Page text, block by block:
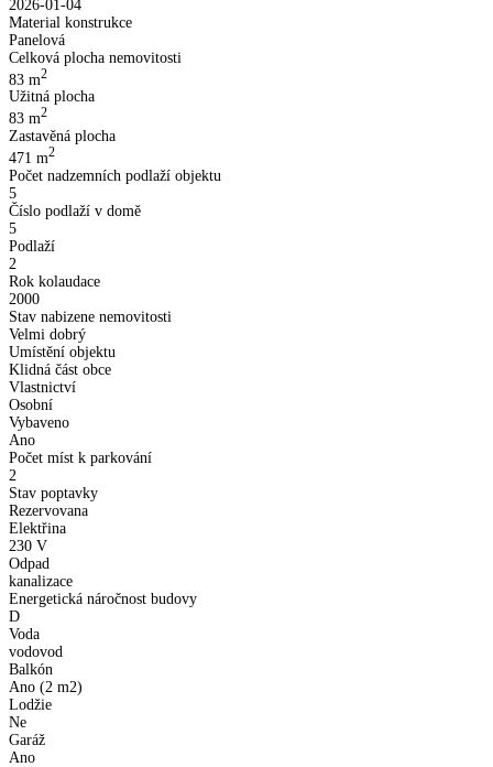
2026-01-04
Material konstrukce
Panelová
Celková plocha nemovitosti
83 m2
Užitná plocha
83 m2
Zastavěná plocha
471 m2
Počet nadzemních podlaží objektu
5
Číslo podlaží v domě
5
Podlaží
2
Rok kolaudace
2000
Stav nabizene nemovitosti
Velmi dobrý
Umístění objektu
Klidná část obce
Vlastnictví
Osobní
Vybaveno
Ano
Počet míst k parkování
2
Stav poptavky
Rezervovana
Elektřina
230 V
Odpad
kanalizace
Energetická náročnost budovy
D
Voda
vodovod
Balkón
Ano (2 m2)
Lodžie
Ne
Garáž
Ano